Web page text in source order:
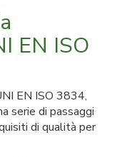
EN ISO
EN ISO 3834,
serie di passaggi
di qualità per